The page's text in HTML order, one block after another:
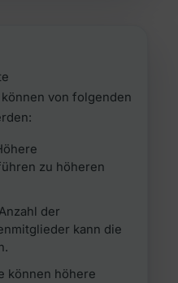
von folgenden
zu höheren
der
kann die
können höhere